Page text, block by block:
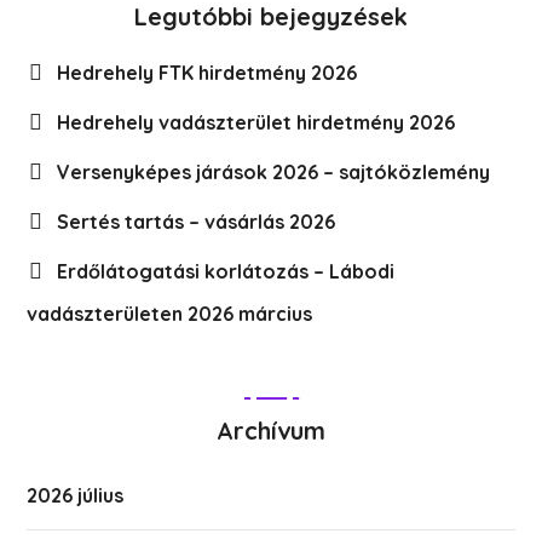
Legutóbbi bejegyzések
Hedrehely FTK hirdetmény 2026
Hedrehely vadászterület hirdetmény 2026
Versenyképes járások 2026 – sajtóközlemény
Sertés tartás – vásárlás 2026
Erdőlátogatási korlátozás – Lábodi
vadászterületen 2026 március
Archívum
2026 július